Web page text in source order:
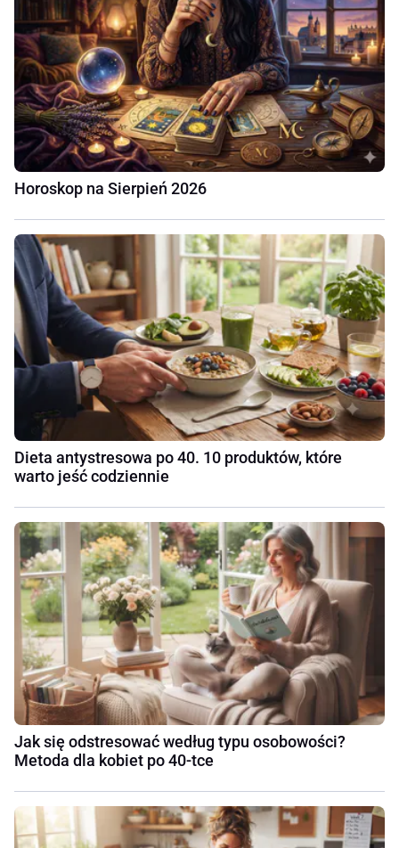
Horoskop na Sierpień 2026
Dieta antystresowa po 40. 10 produktów, które
warto jeść codziennie
Jak się odstresować według typu osobowości?
Metoda dla kobiet po 40-tce